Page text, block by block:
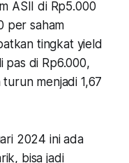
ASII di Rp5.000
per saham
tingkat yield
pas di Rp6.000,
menjadi 1,67
2024 ini ada
bisa jadi